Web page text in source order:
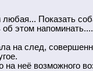
Показать
этом напоминать....
на след,
на неё возможного